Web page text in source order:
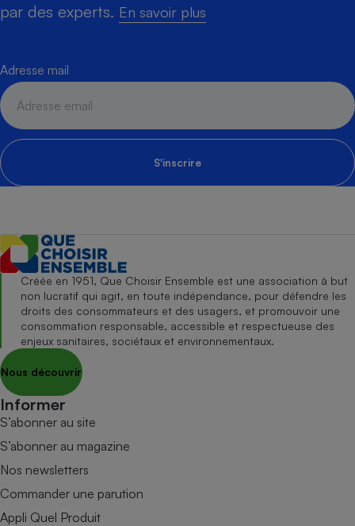
par des experts. En savoir plus
Adresse mail
S'inscrire
Créée en 1951, Que Choisir Ensemble est une association à but
non lucratif qui agit, en toute indépendance, pour défendre les
droits des consommateurs et des usagers, et promouvoir une
consommation responsable, accessible et respectueuse des
enjeux sanitaires, sociétaux et environnementaux.
Nous découvrir
Informer
S’abonner au site
S’abonner au magazine
Nos newsletters
Commander une parution
Appli Quel Produit